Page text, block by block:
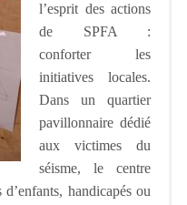
l’esprit des actions
de SPFA :
conforter les
initiatives locales.
Dans un quartier
pavillonnaire dédié
aux victimes du
séisme, le centre
handicapés ou